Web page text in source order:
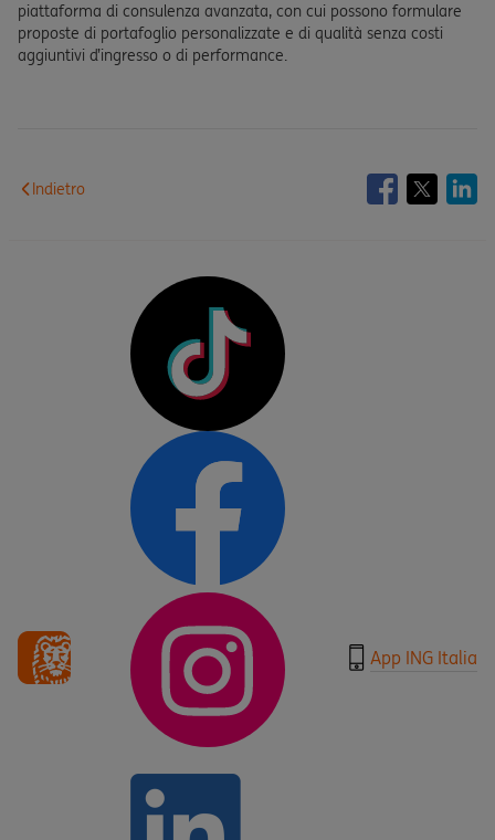
piattaforma di consulenza avanzata, con cui possono formulare
proposte di portafoglio personalizzate e di qualità senza costi
aggiuntivi d’ingresso o di performance.
Indietro
App ING Italia